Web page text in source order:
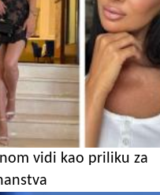
vidi kao priliku za